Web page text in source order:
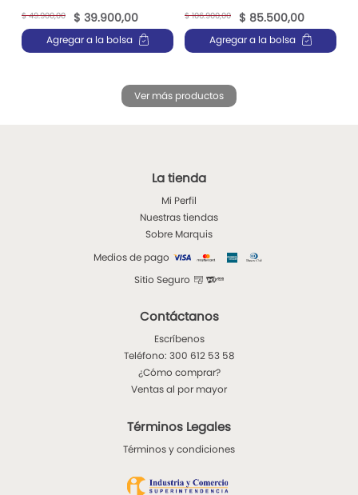
$ 49.900,00 $ 39.900,00
Agregar a la bolsa
$ 106.900,00 $ 85.500,00
Agregar a la bolsa
La tienda
Mi Perfil
Nuestras tiendas
Sobre Marquis
Medios de pago
Sitio Seguro
Contáctanos
Escríbenos
Teléfono: 300 612 53 58
¿Cómo comprar?
Ventas al por mayor
Términos Legales
Términos y condiciones